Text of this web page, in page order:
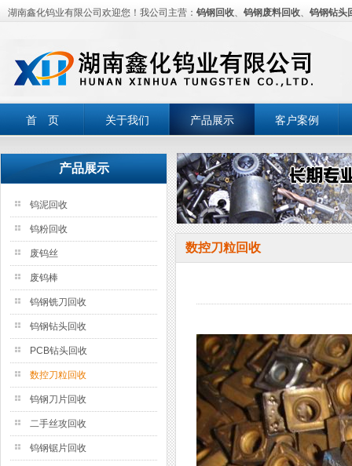
湖南鑫化钨业有限公司欢迎您！我公司主营： 钨钢回收、 钨钢废料回收、 钨钢钻头
首 页 关于我们 产品展示 客户案例
产品展示
钨泥回收
钨粉回收
废钨丝
废钨棒
钨钢铣刀回收
钨钢钻头回收
PCB钻头回收
数控刀粒回收
钨钢刀片回收
二手丝攻回收
钨钢锯片回收
数控刀粒回收